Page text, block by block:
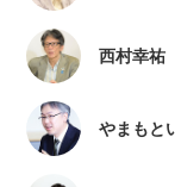
西村幸祐
やまもと